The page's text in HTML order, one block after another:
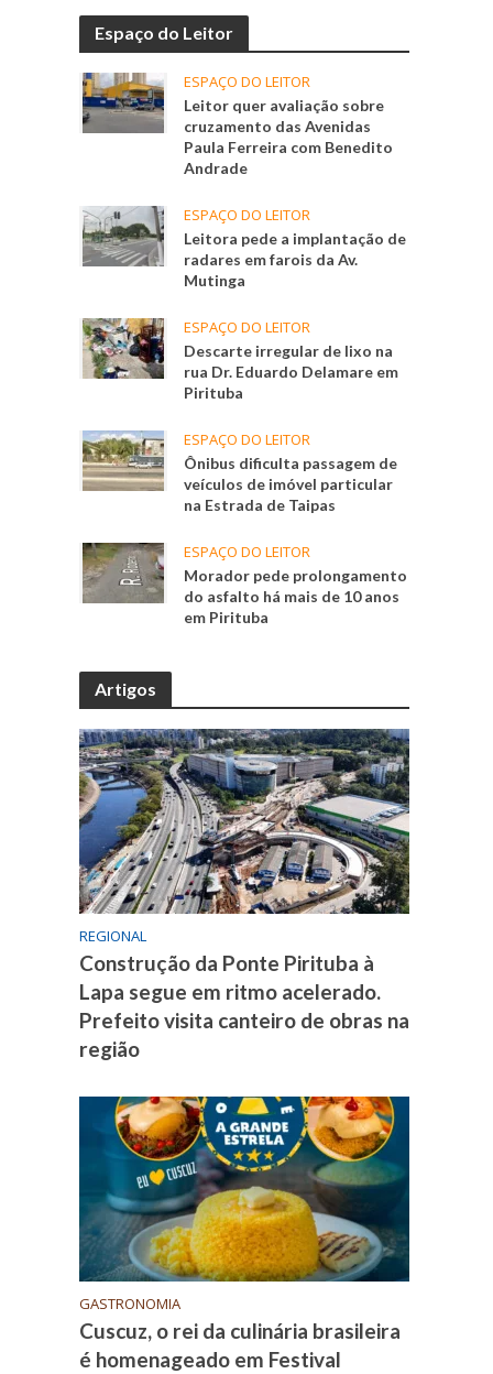
Espaço do Leitor
ESPAÇO DO LEITOR
Leitor quer avaliação sobre
cruzamento das Avenidas
Paula Ferreira com Benedito
Andrade
ESPAÇO DO LEITOR
Leitora pede a implantação de
radares em farois da Av.
Mutinga
ESPAÇO DO LEITOR
Descarte irregular de lixo na
rua Dr. Eduardo Delamare em
Pirituba
ESPAÇO DO LEITOR
Ônibus dificulta passagem de
veículos de imóvel particular
na Estrada de Taipas
ESPAÇO DO LEITOR
Morador pede prolongamento
do asfalto há mais de 10 anos
em Pirituba
Artigos
REGIONAL
Construção da Ponte Pirituba à
Lapa segue em ritmo acelerado.
Prefeito visita canteiro de obras na
região
GASTRONOMIA
Cuscuz, o rei da culinária brasileira
é homenageado em Festival